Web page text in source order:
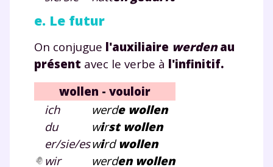
e. Le futur
On conjugue l'auxiliaire werden au
présent avec le verbe à l'infinitif.
wollen - vouloir
ich
du
er/sie/es
wir
werde wollen
wirst wollen
wirdwollen
werden wollen
Envie de progresser
et de réussir votre
année scolaire ?